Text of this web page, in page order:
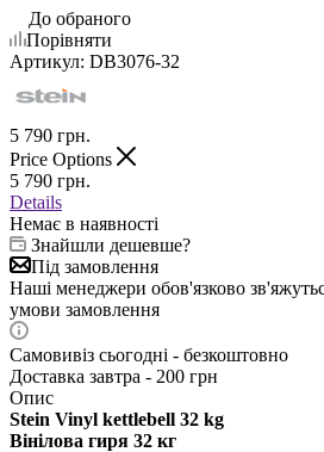
До обраного
Порівняти
Артикул: DB3076-32
5 790 грн.
Price Options
5 790 грн.
Details
Немає в наявності
Знайшли дешевше?
Під замовлення
Наші менеджери обов'язково
умови замовлення
Самовивіз сьогодні - безкоштовно
Доставка завтра - 200 грн
Опис
Stein Vinyl kettlebell 32 kg
Вінілова гиря 32 кг